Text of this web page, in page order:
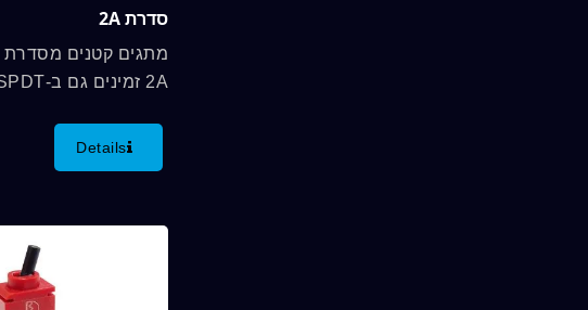
סדרת 2A
ל-85℃. יישומים...
Details